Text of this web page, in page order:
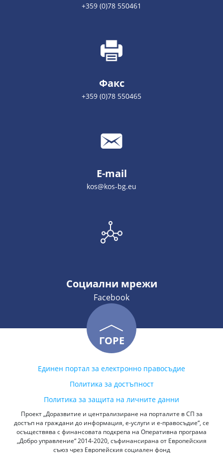
+359 (0)78 550461
Факс
+359 (0)78 550465
E-mail
kos@kos-bg.eu
Социални мрежи
Facebook
ГОРЕ
Единен портал за електронно правосъдие
Политика за достъпност
Политика за защита на личните данни
Проект „Доразвитие и централизиране на порталите в СП за
достъп на граждани до информация, е-услуги и е-правосъдие“, се
осъществява с финансовата подкрепа на Оперативна програма
„Добро управление“ 2014-2020, съфинансирана от Европейския
съюз чрез Европейския социален фонд